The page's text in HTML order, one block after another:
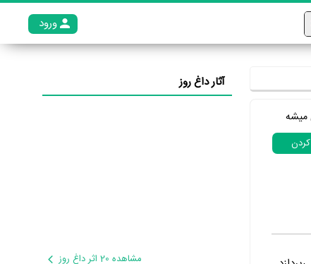
ورود
میشه
کردن
آثار داغ روز
مشاهده 20 اثر داغ روز